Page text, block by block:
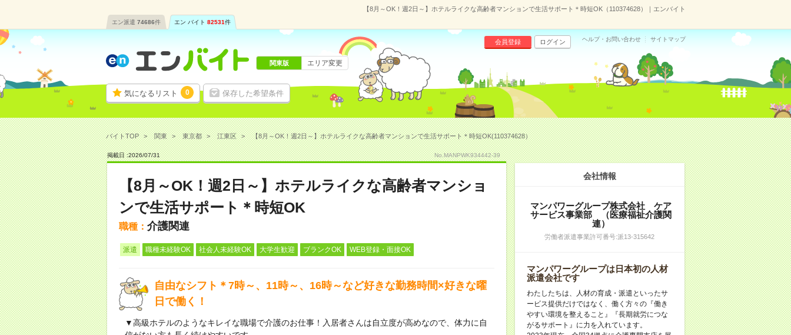
【8月～OK！週2日～】ホテルライクな高齢者マンションで生活サポート＊時短OK（110374628）｜エンバイト
エン派遣 74686件 エン バイト 82531件
気になるリスト 0 保存した希望条件
会員登録 ログイン ヘルプ・お問い合わせ サイトマップ
関東版 エリア変更
バイトTOP 関東 東京都 江東区 【8月～OK！週2日～】ホテルライクな高齢者マンションで生活サポート＊時短OK(110374628）
掲載日 :2026/07/31 No.MANPWK934442-39
【8月～OK！週2日～】ホテルライクな高齢者マンショ
ンで生活サポート＊時短OK
職種： 介護関連
派遣 職種未経験OK 社会人未経験OK 大学生歓迎 ブランクOK WEB登録・面接OK
自由なシフト＊7時～、11時～、16時～など好きな勤務時間×好きな曜
日で働く！
▼高級ホテルのようなキレイな職場で介護のお仕事！入居者さんは自立度が高めなので、体力に自
会社情報
マンパワーグループ株式会社 ケア
サービス事業部 （医療福祉介護関
連）
労働者派遣事業許可番号:派13-315642
マンパワーグループは日本初の人材
派遣会社です
わたしたちは、人材の育成・派遣といったサ
ービス提供だけではなく、働く方々の『働き
やすい環境を整えること』『長期就労につな
がるサポート』に力を入れています。